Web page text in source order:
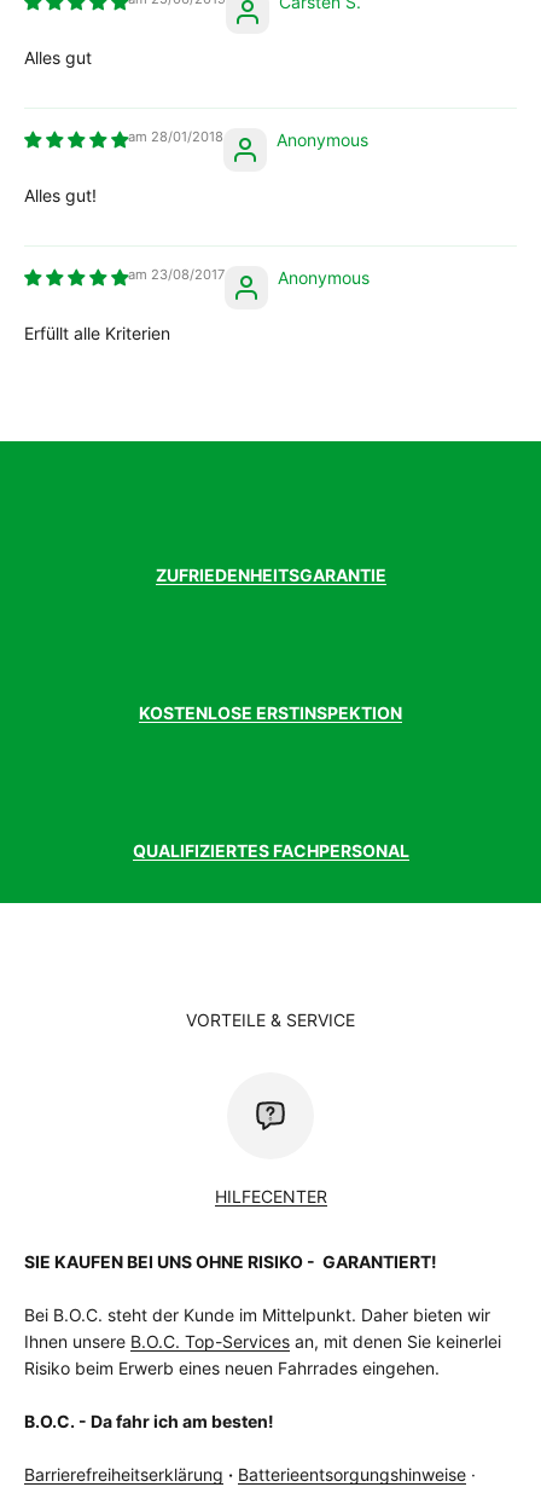
Alles gut
28/01/2018 Anonymous
Alles gut!
23/08/2017 Anonymous
Erfüllt alle Kriterien
ZUFRIEDENHEITSGARANTIE
KOSTENLOSE ERSTINSPEKTION
QUALIFIZIERTES FACHPERSONAL
VORTEILE & SERVICE
HILFECENTER
SIE KAUFEN BEI UNS OHNE RISIKO - GARANTIERT!
Bei B.O.C. steht der Kunde im Mittelpunkt. Daher bieten wir
Ihnen unsere B.O.C. Top-Services an, mit denen Sie keinerlei
Risiko beim Erwerb eines neuen Fahrrades eingehen.
B.O.C. - Da fahr ich am besten!
Barrierefreiheitserklärung · Batterieentsorgungshinweise ·